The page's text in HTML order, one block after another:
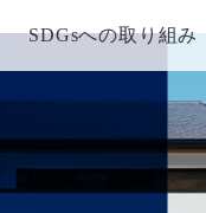
SDGsへの取り組み